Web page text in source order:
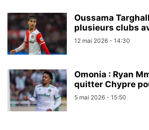
Oussama
plusieurs clubs
12 mai 2026 - 14:30
Omonia : Ryan
quitter Chypre
5 mai 2026 - 15:50